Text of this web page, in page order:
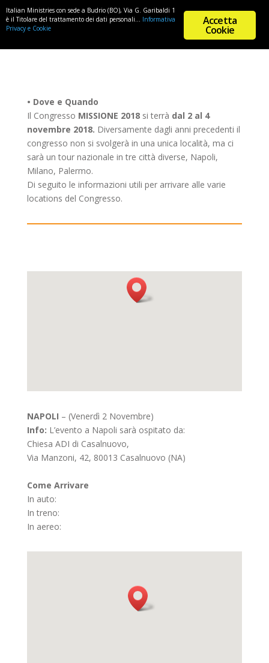
• Dove e Quando
Il Congresso MISSIONE 2018si terrà dal 2 al 4
novembre 2018. Diversamente dagli anni precedenti il
congresso non si svolgerà in una unica località, ma ci
sarà un tour nazionale in tre città diverse, Napoli,
Milano, Palermo.
Di seguito le informazioni utili per arrivare alle varie
locations del Congresso.
NAPOLI – (Venerdì 2 Novembre)
Info: L’evento a Napoli sarà ospitato da:
Chiesa ADI di Casalnuovo,
Via Manzoni, 42, 80013 Casalnuovo (NA)
Come Arrivare
In auto:
In treno:
In aereo:
Accetta
Cookie
Italian Ministries con sede a Budrio (BO), Via G. Garibaldi 1
è il Titolare del trattamento dei dati personali... Informativa
Privacy e Cookie